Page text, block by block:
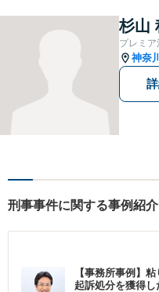
可】【
杉山
プレミ
神奈
刑事事件に関する事例紹介
【事務所事例】
起訴処分を獲得し